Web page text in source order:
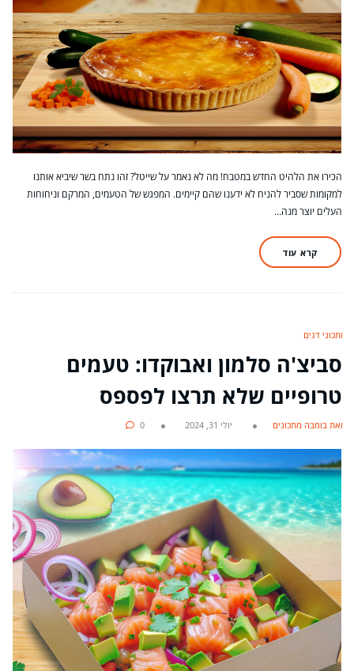
הכירו את הלהיט החדש במטבח! מה לא נאמר על שייטל? זהו נתח בשר שיביא אותנו
למקומות שסביר להניח לא ידענו שהם קיימים. המפגש של הטעמים, המרקם וניחוחות
העלים יוצר מנה…
קרא עוד
מתכוני דגים
סביצ'ה סלמון ואבוקדו: טעמים
טרופיים שלא תרצו לפספס
מאת בומבה מתכונים יולי 31, 2024 0